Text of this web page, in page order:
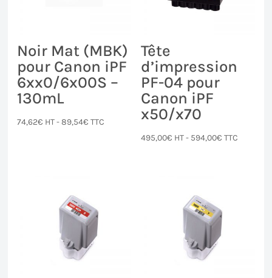
Noir Mat (MBK)
pour Canon iPF
6xx0/6x00S –
130mL
74,62€ HT -89,54€ TTC
Tête
d’impression
PF-04 pour
Canon iPF
x50/x70
495,00€ HT - 594,00€ TTC